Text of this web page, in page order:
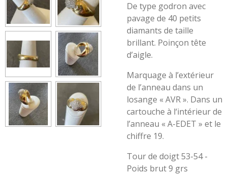
De type godron avec
pavage de 40 petits
diamants de taille
brillant. Poinçon tête
d’aigle.
Marquage à l’extérieur
de l’anneau dans un
losange « AVR ». Dans un
cartouche à l‘intérieur de
l’anneau « A-EDET » et le
chiffre 19.
Tour de doigt 53-54 -
Poids brut 9 grs